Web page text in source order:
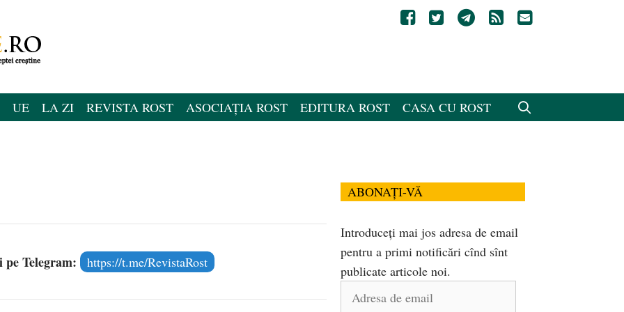
UE LA ZI REVISTA ROST ASOCIAȚIA ROST EDITURA ROST CASA CU ROST
Telegram: https://t.me/RevistaRost
ABONAȚI-VĂ
Introduceți mai jos adresa de email
pentru a primi notificări cînd sînt
publicate articole noi.
Adresa